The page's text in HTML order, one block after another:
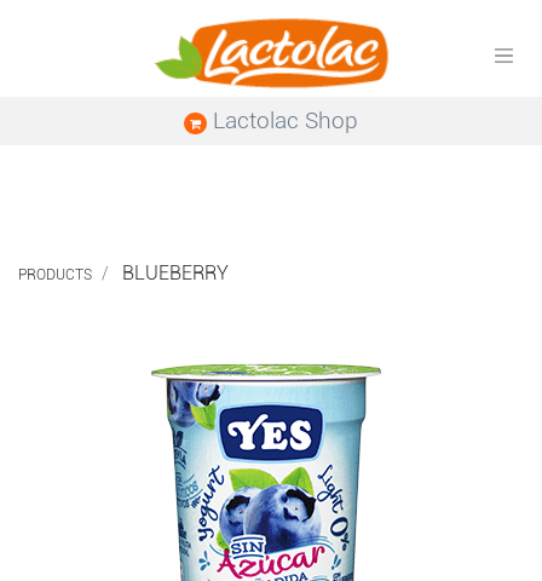
Lactolac Shop
PRODUCTS BLUEBERRY